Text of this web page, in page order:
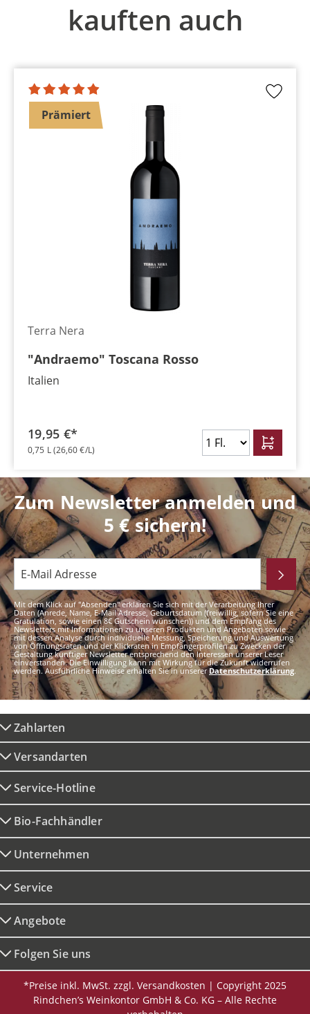
kauften auch
Prämiert
Terra Nera
"Andraemo" Toscana Rosso
Italien
19,95 €*
0,75 L(26,60 €/L)
Zum Newsletter anmelden und
5 € sichern!
Mit dem Klick auf "Absenden" erklären Sie sich mit der Verarbeitung Ihrer
Daten (Anrede, Name, E-Mail Adresse, Geburtsdatum (freiwillig, sofern Sie eine
Gratulation, sowie einen 8€ Gutschein wünschen)) und dem Empfang des
Newsletters mit Informationen zu unseren Produkten und Angeboten sowie
mit dessen Analyse durch individuelle Messung, Speicherung und Auswertung
von Öffnungsraten und der Klickraten in Empfängerprofilen zu Zwecken der
Gestaltung künftiger Newsletter entsprechend den Interessen unserer Leser
einverstanden. Die Einwilligung kann mit Wirkung für die Zukunft widerrufen
werden. Ausführliche Hinweise erhalten Sie in unsererDatenschutzerklärung.
Zahlarten
Versandarten
Service-Hotline
Bio-Fachhändler
Unternehmen
Service
Angebote
Folgen Sie uns
*Preise inkl. MwSt. zzgl. Versandkosten | Copyright 2025
Rindchen’s Weinkontor GmbH & Co. KG – Alle Rechte